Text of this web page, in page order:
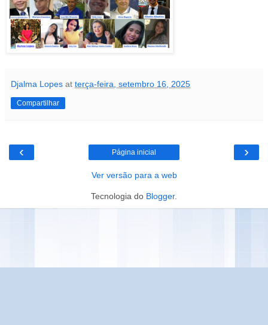
Djalma Lopes at terça-feira, setembro 16, 2025
Compartilhar
‹ ›
Página inicial
Ver versão para a web
Tecnologia do Blogger.